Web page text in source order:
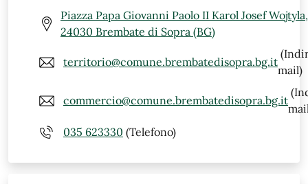
Piazza Papa Giovanni Paolo II Karol Josef
24030 Brembate di Sopra (BG)
territorio@comune.brembatedisopra.bg.it
mail)
commercio@comune.brembatedisopra.bg.it
035 623330 (Telefono)